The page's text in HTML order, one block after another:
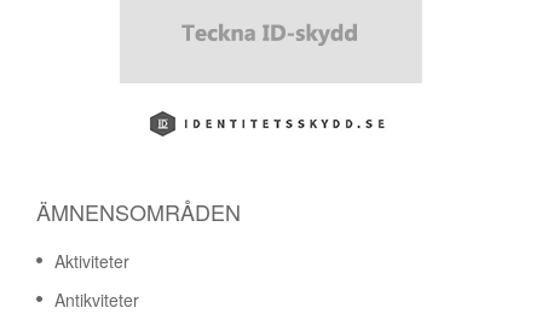
ÄMNENSOMRÅDEN
Aktiviteter
Antikviteter